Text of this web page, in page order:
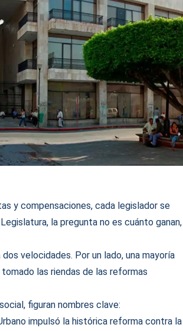
y compensaciones, cada legislador se
la pregunta no es cuánto ganan,
velocidades. Por un lado, una mayoría
las riendas de las reformas
figuran nombres clave:
impulsó la histórica reforma contra la